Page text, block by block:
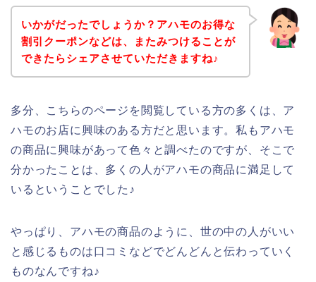
いかがだったでしょうか？アハモのお得な
割引クーポンなどは、またみつけることが
できたらシェアさせていただきますね♪
多分、こちらのページを閲覧している方の多くは、ア
ハモのお店に興味のある方だと思います。私もアハモ
の商品に興味があって色々と調べたのですが、そこで
分かったことは、多くの人がアハモの商品に満足して
いるということでした♪
やっぱり、アハモの商品のように、世の中の人がいい
と感じるものは口コミなどでどんどんと伝わっていく
ものなんですね♪